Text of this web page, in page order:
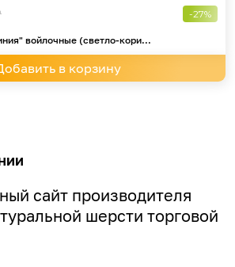
-27%
войлочные (светло-кори...
в корзину
сайт производителя
шерсти торговой